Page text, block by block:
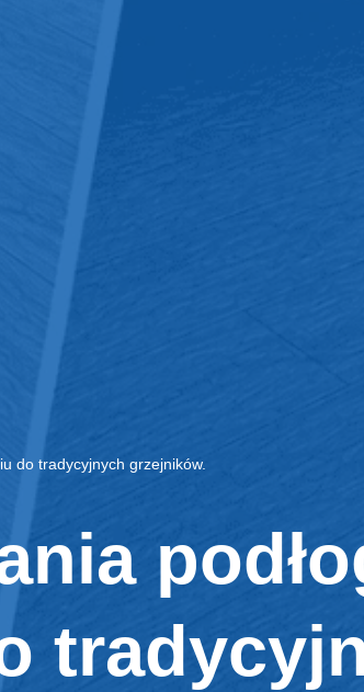
do tradycyjnych grzejników.